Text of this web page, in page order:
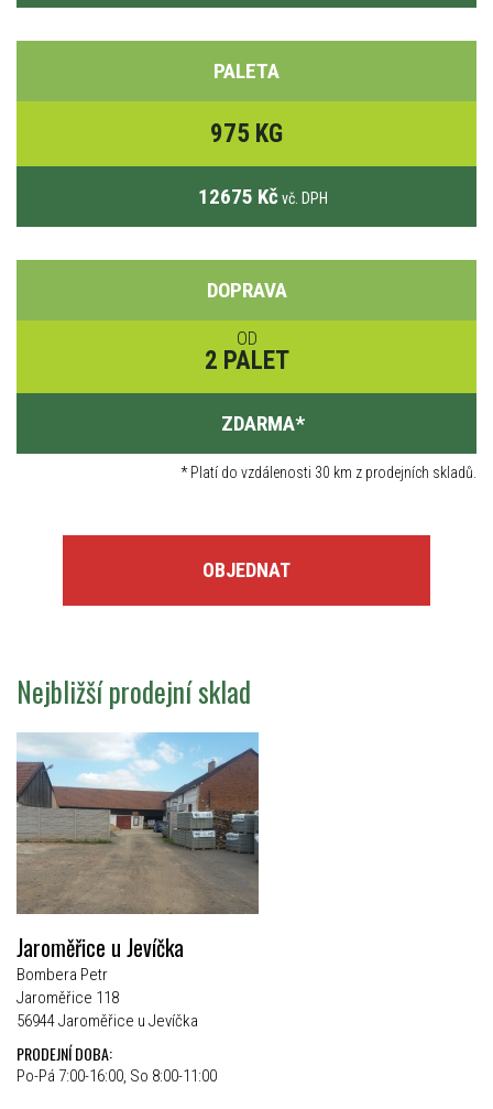
PALETA
975 KG
12675 Kč vč. DPH
DOPRAVA
OD
2 PALET
ZDARMA*
*Platí do vzdálenosti 30 km z prodejních skladů.
OBJEDNAT
Nejbližší prodejní sklad
Jaroměřice u Jevíčka
Bombera Petr
Jaroměřice 118
56944 Jaroměřice u Jevíčka
PRODEJNÍ DOBA:
Po-Pá 7:00-16:00, So 8:00-11:00